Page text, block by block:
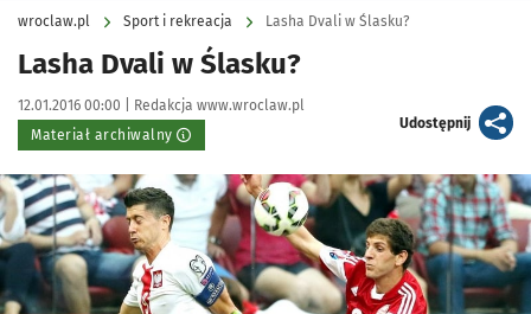
wroclaw.pl Sport i rekreacja Lasha Dvali w Ślasku?
Lasha Dvali w Ślasku?
Data publikacji:
12.01.2016 00:00 | Autor:
Redakcja www.wroclaw.pl
Materiał archiwalny
Udostępnijartykuł
Kliknij, aby powiększyć